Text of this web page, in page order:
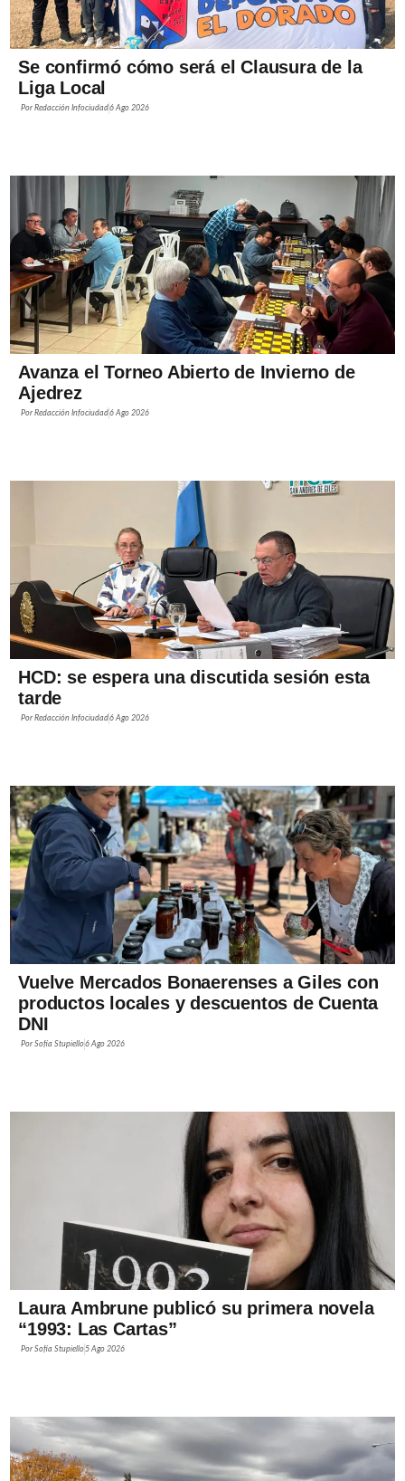
Se confirmó cómo será el Clausura de la
Liga Local
PorRedacción Infociudad6 Ago 2026
Avanza el Torneo Abierto de Invierno de
Ajedrez
PorRedacción Infociudad6 Ago 2026
HCD: se espera una discutida sesión esta
tarde
PorRedacción Infociudad6 Ago 2026
Vuelve Mercados Bonaerenses a Giles con
productos locales y descuentos de Cuenta
DNI
PorSofía Stupiello6 Ago 2026
Laura Ambrune publicó su primera novela
“1993: Las Cartas”
PorSofía Stupiello5 Ago 2026